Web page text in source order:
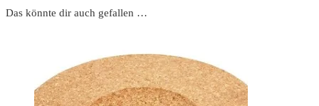
Das könnte dir auch gefallen …